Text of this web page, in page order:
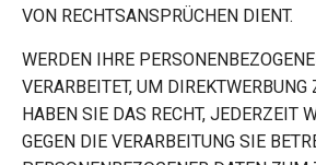
VON RECHTSANSPRÜCHEN DIENT.
WERDEN IHRE
VERARBEITET, UM DIREKTWERBUNG
HABEN SIE DAS RECHT, JEDERZEIT
GEGEN DIE VERARBEITUNG SIE